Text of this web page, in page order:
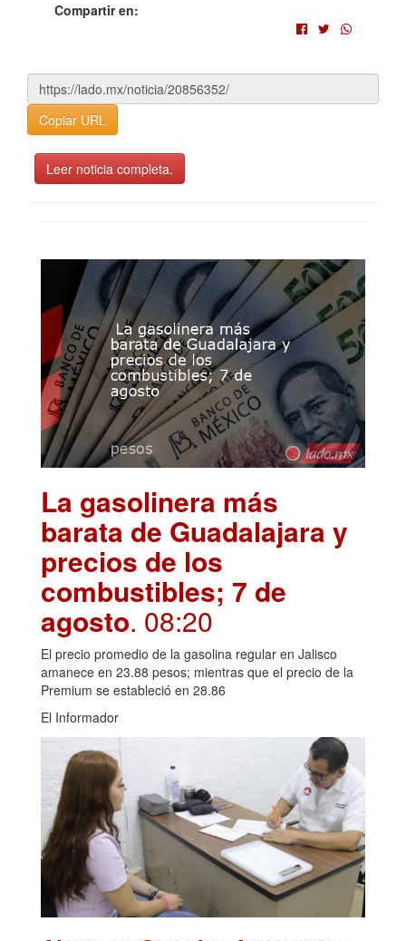
Compartir en:
Copiar URL
Leer noticia completa.
La gasolinera más
barata de Guadalajara y
precios de los
combustibles; 7 de
agosto. 08:20
El precio promedio de la gasolina regular en Jalisco
amanece en 23.88 pesos; mientras que el precio de la
Premium se estableció en 28.86
El Informador